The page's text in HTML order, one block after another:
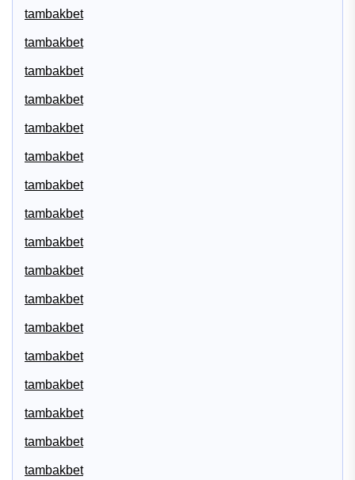
tambakbet
tambakbet
tambakbet
tambakbet
tambakbet
tambakbet
tambakbet
tambakbet
tambakbet
tambakbet
tambakbet
tambakbet
tambakbet
tambakbet
tambakbet
tambakbet
tambakbet